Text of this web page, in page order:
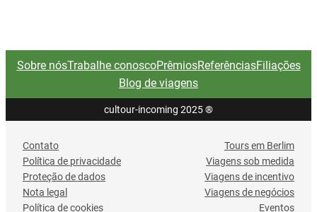
Sobre nósTrabalhe conoscoPrêmiosReferênciasFiliações
Blog de viagens
cultour-incoming 2025®
Contato
Política de privacidade
Proteção de dados
Nota legal
Política de cookies
Tours em Berlim
Viagens sob medida
Viagens de incentivo
Viagens de negócios
Eventos